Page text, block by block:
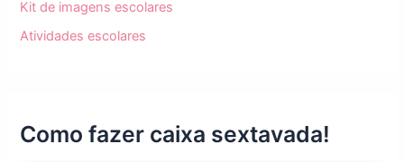
Kit de imagens escolares
Atividades escolares
Como fazer caixa sextavada!